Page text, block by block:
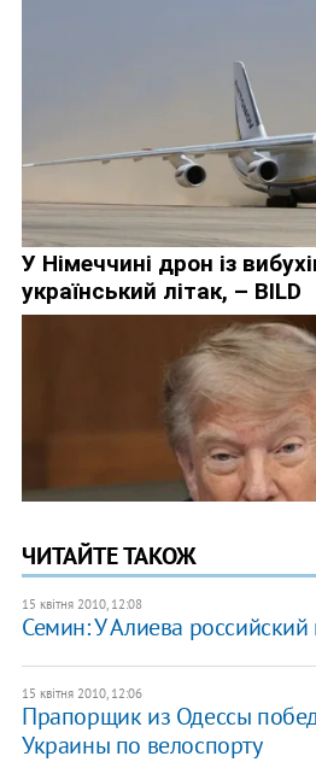
ЧИТАЙТЕ ТАКОЖ
15 квітня 2010, 12:08
Семин: У Алиева российский
15 квітня 2010, 12:06
Прапорщик из Одессы
Украины по велоспорту